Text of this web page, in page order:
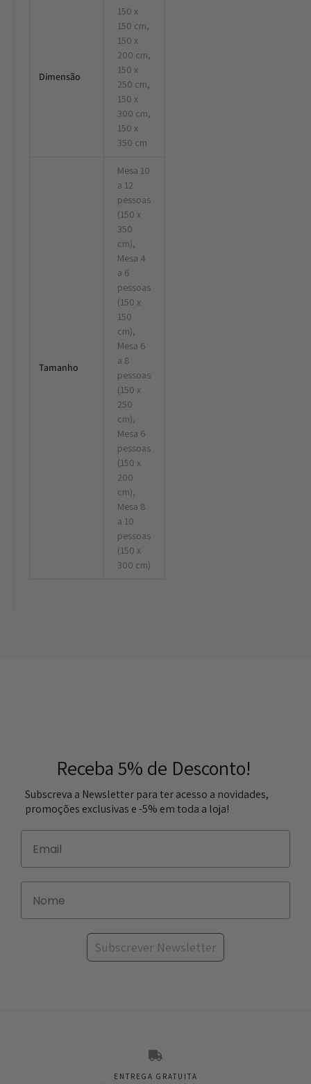
Dimensão
150 x
150 cm,
150 x
200 cm,
150 x
250 cm,
150 x
300 cm,
150 x
350 cm
Tamanho
Mesa 10
a 12
pessoas
(150 x
350
cm),
Mesa 4
a 6
pessoas
(150 x
150
cm),
Mesa 6
a 8
pessoas
(150 x
250
cm),
Mesa 6
pessoas
(150 x
200
cm),
Mesa 8
a 10
pessoas
(150 x
300 cm)
Receba 5% de Desconto!
Subscreva a Newsletter para ter acesso a novidades,
promoções exclusivas e -5% em toda a loja!
Subscrever Newsletter
ENTREGA GRATUITA